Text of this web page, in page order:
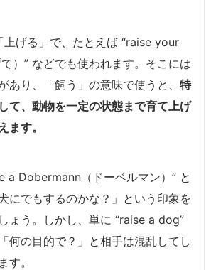
上げる」で、たとえば “raise your
）” などでも使われます。そこには
あり、「飼う」の意味で使うと、 特
て、動物を一定の状態まで育て上げ
ます。
a Dobermann（ドーベルマン）” と
にでもするのかな？」という印象を
ょう。しかし、単に “raise a dog”
何の目的で？」と相手は混乱してし
す。